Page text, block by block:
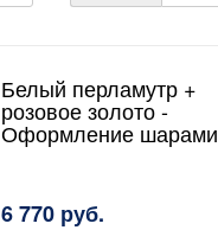
Белый перламутр +
розовое золото -
Оформление шарами
6 770 руб.